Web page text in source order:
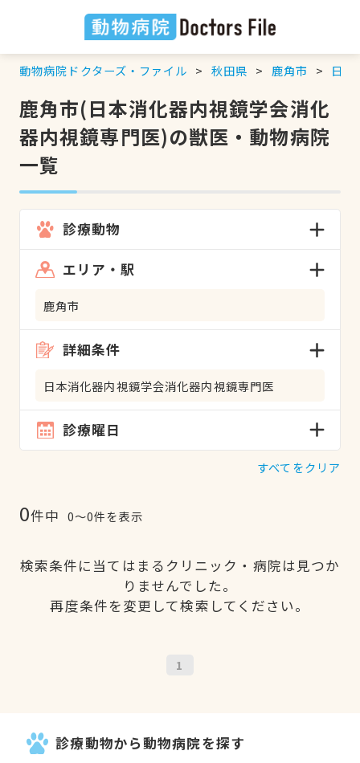
動物病院ドクターズ・ファイル 秋田県 鹿角市 日
鹿角市(日本消化器内視鏡学会消化
器内視鏡専門医)の獣医・動物病院
一覧
診療動物
エリア・駅
鹿角市
詳細条件
日本消化器内視鏡学会消化器内視鏡専門医
診療曜日
すべてをクリア
0件中 0〜0件を表示
検索条件に当てはまるクリニック・病院は見つか
りませんでした。
再度条件を変更して検索してください。
1
診療動物から動物病院を探す